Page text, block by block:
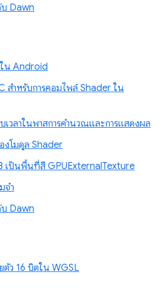
บ Dawn
น Android
สำหรับการคอมไพล์ Shader ใน
เวลาในพาสการคำนวณและการแสดงผล
งโมดูล Shader
เป็นพื้นที่สี GPUExternalTexture
จำ
บ Dawn
ตัว 16 บิตใน WGSL